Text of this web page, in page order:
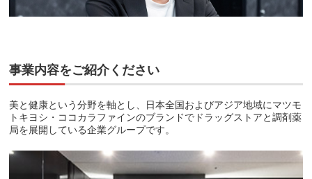
事業内容をご紹介ください
美と健康という分野を軸とし、日本全国およびアジア地域にマツモ
トキヨシ・ココカラファインのブランドでドラッグストアと調剤薬
局を展開している企業グループです。